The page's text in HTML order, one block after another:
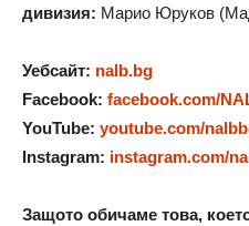
дивизия: Марио Юруков
Уебсайт: nalb.bg
Facebook: facebook.com/
YouTube: youtube.com/
Instagram: instagram.com/
Защото обичаме това,